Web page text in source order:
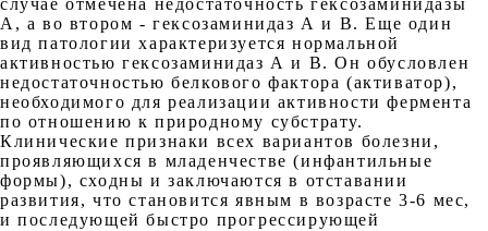
А, а во втором - гексозаминидаз А и В. Еще один
вид патологии характеризуется нормальной
активностью гексозаминидаз А и В. Он обусловлен
недостаточностью белкового фактора (активатор),
необходимого для реализации активности фермента
по отношению к природному субстрату.
Клинические признаки всех вариантов болезни,
проявляющихся в младенчестве (инфантильные
формы), сходны и заключаются в отставании
развития, что становится явным в возрасте 3-6 мес,
и последующей быстро прогрессирующей